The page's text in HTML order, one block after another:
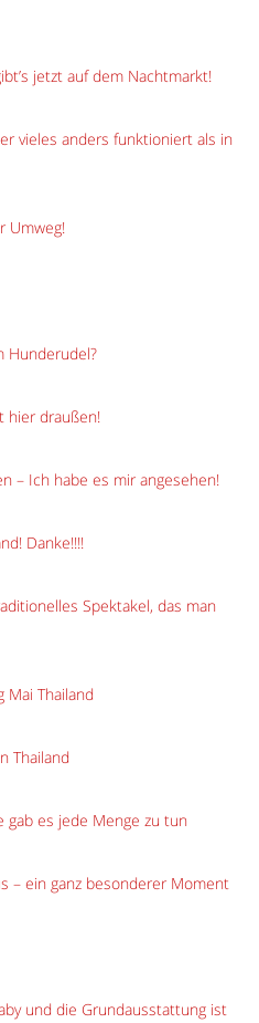
jetzt auf dem Nachtmarkt!
vieles anders funktioniert als in
Umweg!
Hunderudel?
hier draußen!
– Ich habe es mir angesehen!
Danke!!!!
Spektakel, das man
Mai Thailand
Thailand
gab es jede Menge zu tun
– ein ganz besonderer Moment
und die Grundausstattung ist